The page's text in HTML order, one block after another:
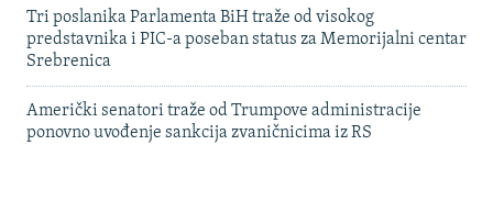
Tri poslanika Parlamenta BiH traže od visokog
predstavnika i PIC-a poseban status za Memorijalni centar
Srebrenica
Američki senatori traže od Trumpove administracije
ponovno uvođenje sankcija zvaničnicima iz RS